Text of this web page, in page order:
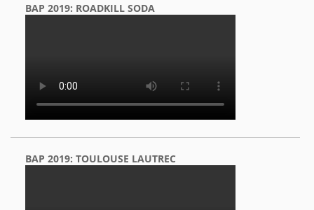
BAP 2019: ROADKILL SODA
BAP 2019: TOULOUSE LAUTREC